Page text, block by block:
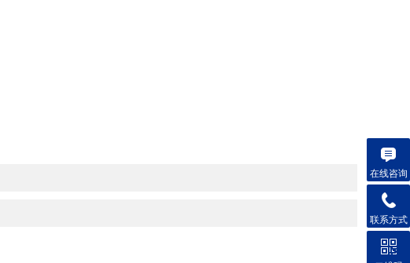
在线咨询
联系方式